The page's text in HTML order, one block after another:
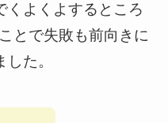
くよくよするところ
とで失敗も前向きに
た。